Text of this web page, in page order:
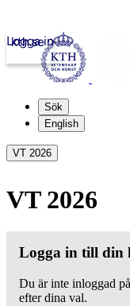
kth.se
Logga in
Sök
English
VT 2026
VT 2026
Logga in till din
Du är inte inloggad
efter dina val.